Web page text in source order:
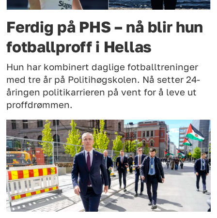
Ferdig på PHS – nå blir hun
fotballproff i Hellas
Hun har kombinert daglige fotballtreninger
med tre år på Politihøgskolen. Nå setter 24-
åringen politikarrieren på vent for å leve ut
proffdrømmen.